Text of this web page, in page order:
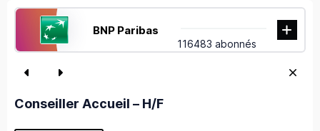
BNP Paribas
116483 abonnés
Conseiller Accueil – H/F